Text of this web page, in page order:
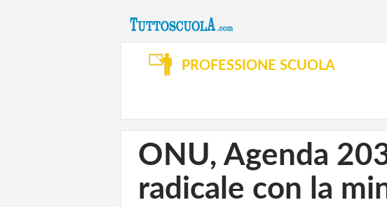
PROFESSIONE SCUOLA
ONU, Agenda
radicale con la